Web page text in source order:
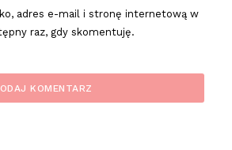
adres e-mail i stronę internetową w
raz, gdy skomentuję.